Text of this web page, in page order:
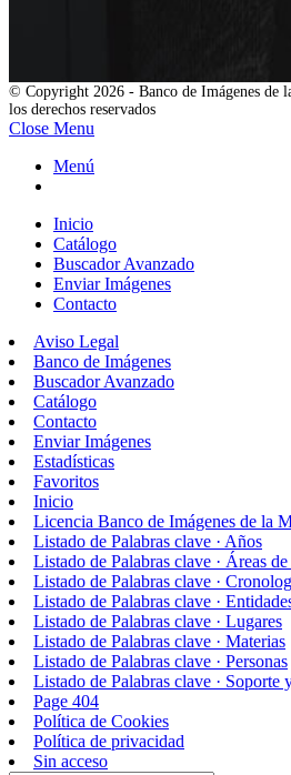
© Copyright 2026 - Banco de Imágenes de
los derechos reservados
Close Menu
Menú
Inicio
Catálogo
Buscador Avanzado
Enviar Imágenes
Contacto
Aviso Legal
Banco de Imágenes
Buscador Avanzado
Catálogo
Contacto
Enviar Imágenes
Estadísticas
Favoritos
Inicio
Licencia Banco de Imágenes de la
Listado de Palabras clave · Años
Listado de Palabras clave · Áreas
Listado de Palabras clave ·
Listado de Palabras clave ·
Listado de Palabras clave · Lugares
Listado de Palabras clave · Materias
Listado de Palabras clave · Personas
Listado de Palabras clave · Soporte
Page 404
Política de Cookies
Política de privacidad
Sin acceso